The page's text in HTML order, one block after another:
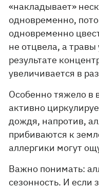
«накладывает»
одновременно,
одновременно
не отцвела, а
результате
увеличивается в
Особенно тяжело в
активно
дождя, напротив,
прибиваются к
аллергики могут
Важно понимать:
сезонность. И если